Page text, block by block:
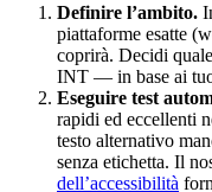
Definire l’ambito.
piattaforme esatte
coprirà. Decidi
INT — in base ai
Eseguire test
rapidi ed eccellenti
testo alternativo
senza etichetta. Il
dell’accessibilità